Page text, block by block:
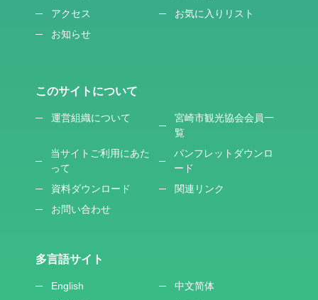
アクセス
お気に入りリスト
お知らせ
このサイトについて
運営組織について
宮崎市観光協会会員一
覧
当サイトご利用にあた
って
パンフレットダウンロ
ード
資料ダウンロード
関連リンク
お問い合わせ
多言語サイト
English
中文简体